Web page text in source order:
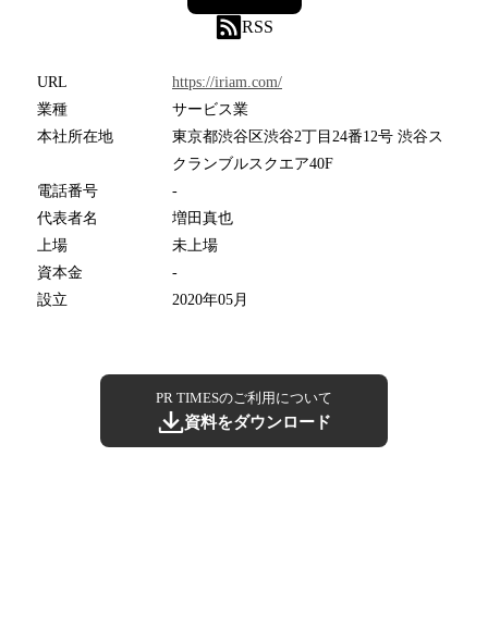
RSS
URL
https://iriam.com/
業種
サービス業
本社所在地
東京都渋谷区渋谷2丁目24番12号 渋谷ス
クランブルスクエア40F
電話番号
-
代表者名
増田真也
上場
未上場
資本金
-
設立
2020年05月
PR TIMESのご利用について
資料をダウンロード